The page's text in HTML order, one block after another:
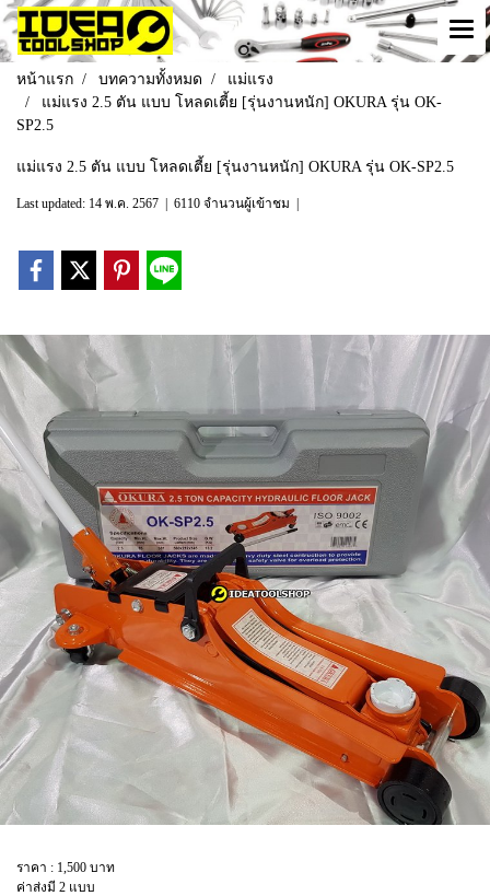
หน้าแรก บทความทั้งหมด
แม่แรง
แม่แรง 2.5 ตัน แบบ โหลดเตี้ย [รุ่นงานหนัก] OKURA รุ่น OK-
SP2.5
แม่แรง 2.5 ตัน แบบ โหลดเตี้ย [รุ่นงานหนัก] OKURA รุ่น OK-SP2.5
Last updated: 14 พ.ค. 2567 6110 จำนวนผู้เข้าชม
ราคา : 1,500 บาท
ค่าส่งมี 2 แบบ